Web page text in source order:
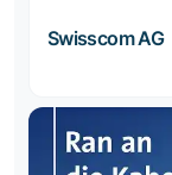
Swisscom AG